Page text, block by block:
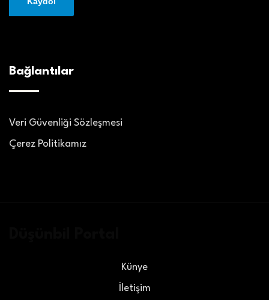
Bağlantılar
Veri Güvenliği Sözleşmesi
Çerez Politikamız
Künye
İletişim